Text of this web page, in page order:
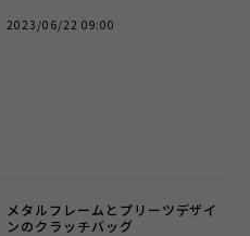
2023/06/22 09:00
メタルフレームとプリーツデザイ
ンのクラッチバッグ